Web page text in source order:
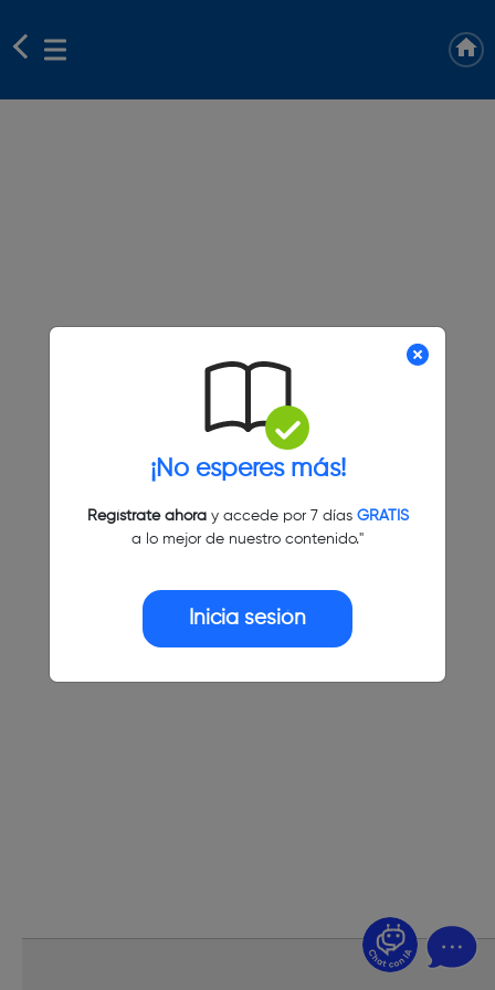
¡No esperes más!
Regístrate ahoray accede por 7 días GRATIS
a lo mejor de nuestro contenido."
Inicia sesión